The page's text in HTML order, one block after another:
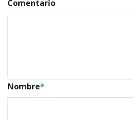
Comentario
Nombre*